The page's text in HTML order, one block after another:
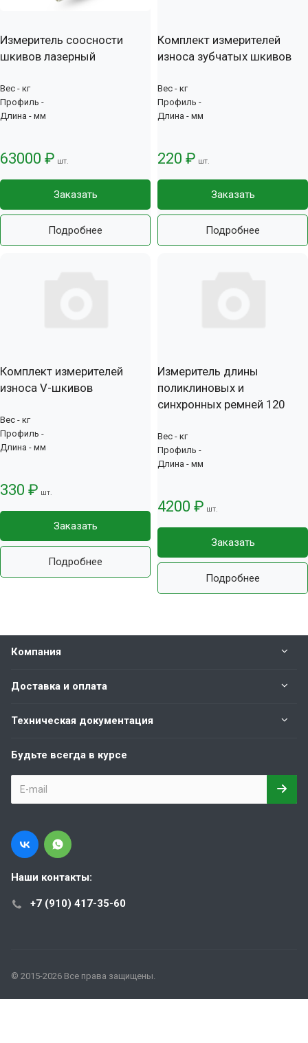
Измеритель соосности
шкивов лазерный
Вес - кг
Профиль -
Длина - мм
63000 ₽ шт.
Заказать
Подробнее
Комплект измерителей
износа зубчатых шкивов
Вес - кг
Профиль -
Длина - мм
220 ₽ шт.
Заказать
Подробнее
Комплект измерителей
износа V-шкивов
Вес - кг
Профиль -
Длина - мм
330 ₽ шт.
Заказать
Подробнее
Измеритель длины
поликлиновых и
синхронных ремней 120
Вес - кг
Профиль -
Длина - мм
4200 ₽ шт.
Заказать
Подробнее
Компания
Доставка и оплата
Техническая документация
Будьте всегда в курсе
Наши контакты:
+7 (910) 417-35-60
© 2015-2026 Все права защищены.